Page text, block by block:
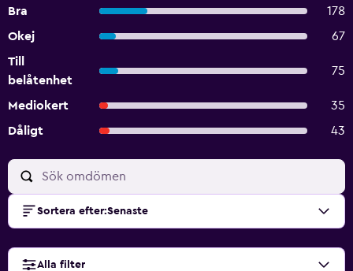
Bra
178
Okej
67
Till
belåtenhet
75
Mediokert
35
Dåligt
43
Sortera efter:Senaste
Alla filter